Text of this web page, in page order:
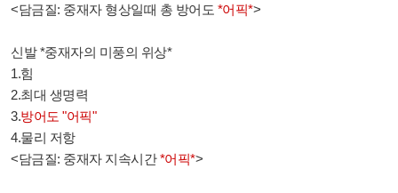
<담금질: 중재자 형상일때 총 방어도 *어픽*>
신발 *중재자의 미풍의 위상*
1.힘
2.최대 생명력
3.방어도 "어픽"
4.물리 저항
<담금질: 중재자 지속시간*어픽*>